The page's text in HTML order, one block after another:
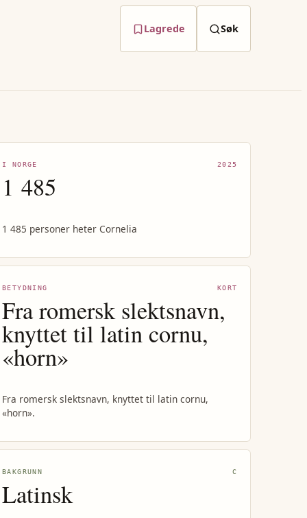
Lagrede Søk
I NORGE 2025
1 485
1 485 personer heter Cornelia
BETYDNING KORT
Fra romersk slektsnavn,
knyttet til latin cornu,
«horn»
Fra romersk slektsnavn, knyttet til latin cornu,
«horn».
BAKGRUNN C
Latinsk